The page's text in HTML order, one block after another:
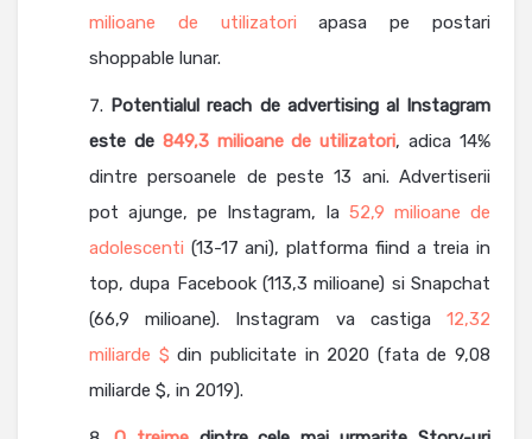
milioane de utilizatori apasa pe postari
shoppable lunar.
Potentialul reach de advertising al Instagram
este de 849,3 milioane de utilizatori, adica 14%
dintre persoanele de peste 13 ani. Advertiserii
pot ajunge, pe Instagram, la 52,9 milioane de
adolescenti (13-17 ani), platforma fiind a treia in
top, dupa Facebook (113,3 milioane) si Snapchat
(66,9 milioane). Instagram va castiga 12,32
miliarde $ din publicitate in 2020 (fata de 9,08
miliarde $, in 2019).